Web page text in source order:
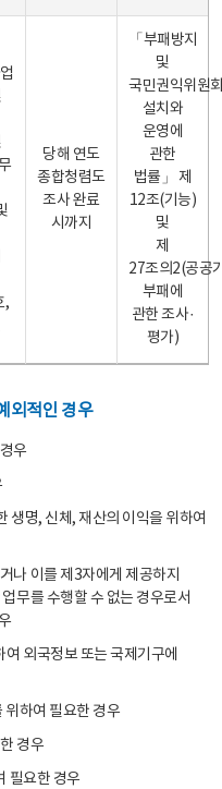
,
당해 연도
종합청렴도
조사 완료
시까지
「부패방지
및
국민권익위원
설치와
운영에
관한
법률」 제
12조(기능)
및
제
27조의2(공공
부패에
관한 조사·
평가)
외적인 경우
우
생명, 신체, 재산의 이익을 위하여
나 이를 제3자에게 제공하지
무를 수행할 수 없는 경우로서
외국정보 또는 국제기구에
위하여 필요한 경우
경우
필요한 경우